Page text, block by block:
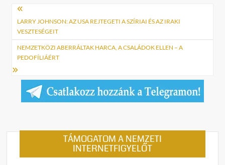
Bejegyzés
navigáció
LARRY JOHNSON: AZ USA REJTEGETI A SZÍRIAI ÉS AZ IRAKI
VESZTESÉGEIT
NEMZETKÖZI ABERRÁLTAK HARCA, A CSALÁDOK ELLEN – A
PEDOFÍLIÁÉRT
TÁMOGATOM A NEMZETI
INTERNETFIGYELŐT